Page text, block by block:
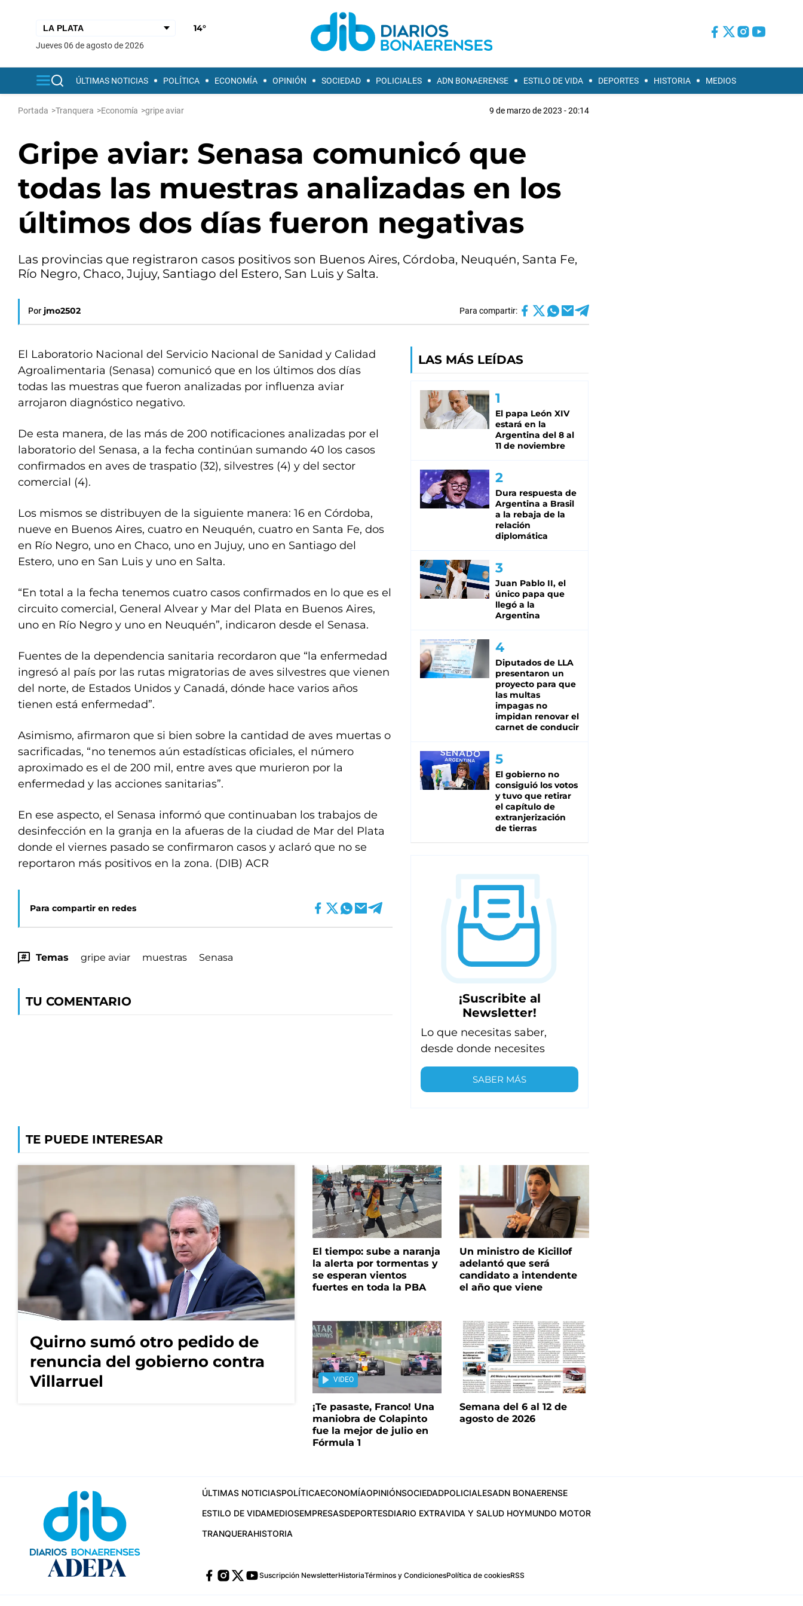
14°
jueves 06 de agosto de 2026
ÚLTIMAS NOTICIAS POLÍTICA ECONOMÍA OPINIÓN SOCIEDAD POLICIALES ADN BONAERENSE ESTILO DE VIDA DEPORTES HISTORIA MEDIOS
Portada >Tranquera >Economía >gripe aviar 9 de marzo de 2023 - 20:14
Gripe aviar: Senasa comunicó que
todas las muestras analizadas en los
últimos dos días fueron negativas
Las provincias que registraron casos positivos son Buenos Aires, Córdoba, Neuquén, Santa Fe,
Río Negro, Chaco, Jujuy, Santiago del Estero, San Luis y Salta.
Por jmo2502 Para compartir:
El Laboratorio Nacional del Servicio Nacional de Sanidad y Calidad
Agroalimentaria (Senasa) comunicó que en los últimos dos días
todas las muestras que fueron analizadas por influenza aviar
arrojaron diagnóstico negativo.
De esta manera, de las más de 200 notificaciones analizadas por el
laboratorio del Senasa, a la fecha continúan sumando 40 los casos
confirmados en aves de traspatio (32), silvestres (4) y del sector
comercial (4).
Los mismos se distribuyen de la siguiente manera: 16 en Córdoba,
nueve en Buenos Aires, cuatro en Neuquén, cuatro en Santa Fe, dos
en Río Negro, uno en Chaco, uno en Jujuy, uno en Santiago del
Estero, uno en San Luis y uno en Salta.
“En total a la fecha tenemos cuatro casos confirmados en lo que es el
circuito comercial, General Alvear y Mar del Plata en Buenos Aires,
uno en Río Negro y uno en Neuquén”, indicaron desde el Senasa.
Fuentes de la dependencia sanitaria recordaron que “la enfermedad
ingresó al país por las rutas migratorias de aves silvestres que vienen
del norte, de Estados Unidos y Canadá, dónde hace varios años
tienen está enfermedad”.
Asimismo, afirmaron que si bien sobre la cantidad de aves muertas o
sacrificadas, “no tenemos aún estadísticas oficiales, el número
aproximado es el de 200 mil, entre aves que murieron por la
enfermedad y las acciones sanitarias”.
En ese aspecto, el Senasa informó que continuaban los trabajos de
desinfección en la granja en la afueras de la ciudad de Mar del Plata
donde el viernes pasado se confirmaron casos y aclaró que no se
reportaron más positivos en la zona. (DIB) ACR
Para compartir en redes
Temas gripe aviar muestras Senasa
TU COMENTARIO
LAS MÁS LEÍDAS
El papa León XIV
estará en la
Argentina del 8 al
11 de noviembre
Dura respuesta de
Argentina a Brasil
a la rebaja de la
relación
diplomática
Juan Pablo II, el
único papa que
llegó a la
Argentina
Diputados de LLA
presentaron un
proyecto para que
las multas
impagas no
impidan renovar el
carnet de conducir
El gobierno no
consiguió los votos
y tuvo que retirar
el capítulo de
extranjerización
de tierras
¡Suscribite al
Newsletter!
Lo que necesitas saber,
desde donde necesites
SABER MÁS
TE PUEDE INTERESAR
Quirno sumó otro pedido de
renuncia del gobierno contra
Villarruel
El tiempo: sube a naranja
la alerta por tormentas y
se esperan vientos
fuertes en toda la PBA
Un ministro de Kicillof
adelantó que será
candidato a intendente
el año que viene
VIDEO
¡Te pasaste, Franco! Una
maniobra de Colapinto
fue la mejor de julio en
Fórmula 1
Semana del 6 al 12 de
agosto de 2026
ÚLTIMAS NOTICIASPOLÍTICAECONOMÍAOPINIÓNSOCIEDADPOLICIALESADN BONAERENSE
ESTILO DE VIDAMEDIOSEMPRESASDEPORTESDIARIO EXTRAVIDA Y SALUD HOYMUNDO MOTOR
TRANQUERAHISTORIA
Suscripción NewsletterHistoriaTérminos y CondicionesPolítica de cookiesRSS